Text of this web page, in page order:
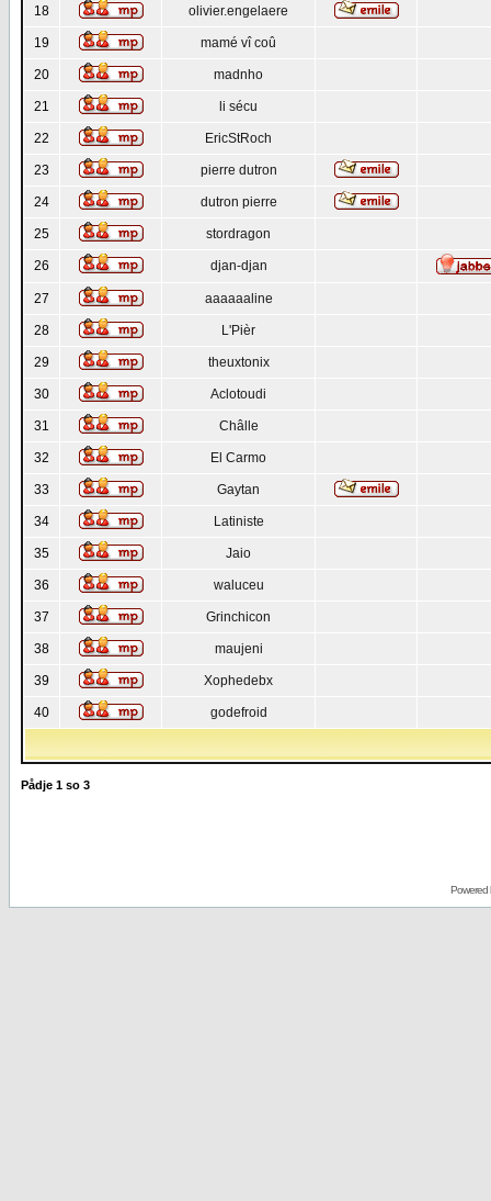
18 olivier.engelaere
19 mamé vî coû
20 madnho
21 li sécu
22 EricStRoch
23 pierre dutron
24 dutron pierre
25 stordragon
26 djan-djan
27 aaaaaaline
28 L'Pièr
29 theuxtonix
30 Aclotoudi
31 Châlle
32 El Carmo
33 Gaytan
34 Latiniste
35 Jaio
36 waluceu
37 Grinchicon
38 maujeni
39 Xophedebx
40 godefroid
Pådje 1 so 3
Powered